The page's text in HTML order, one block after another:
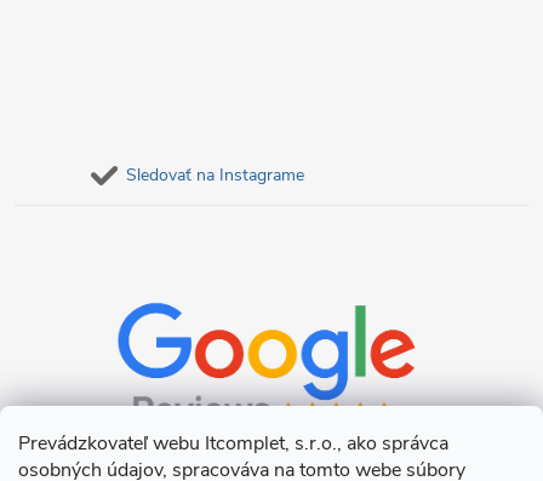
Prevádzkovateľ webu Itcomplet, s.r.o., ako správca
osobných údajov, spracováva na tomto webe súbory
Sledovať na Instagrame